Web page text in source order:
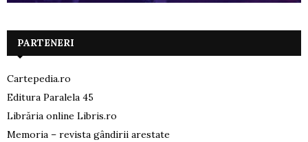
PARTENERI
Cartepedia.ro
Editura Paralela 45
Librăria online Libris.ro
Memoria – revista gândirii arestate